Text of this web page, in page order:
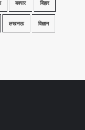
बक्सर बिहार
लखनऊ विज्ञान